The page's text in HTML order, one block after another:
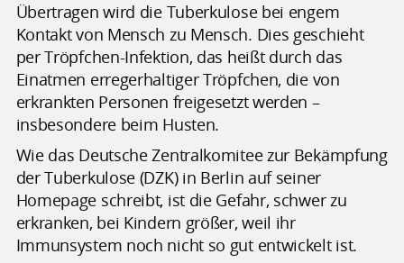
Übertragen wird die Tuberkulose bei engem
Kontakt von Mensch zu Mensch. Dies geschieht
per Tröpfchen-Infektion, das heißt durch das
Einatmen erregerhaltiger Tröpfchen, die von
erkrankten Personen freigesetzt werden –
insbesondere beim Husten.
Wie das Deutsche Zentralkomitee zur Bekämpfung
der Tuberkulose (DZK) in Berlin auf seiner
Homepage schreibt, ist die Gefahr, schwer zu
erkranken, bei Kindern größer, weil ihr
Immunsystem noch nicht so gut entwickelt ist.